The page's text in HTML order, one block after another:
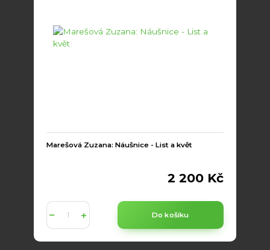
Marešová Zuzana: Náušnice - List a květ
2 200 Kč
Do košíku